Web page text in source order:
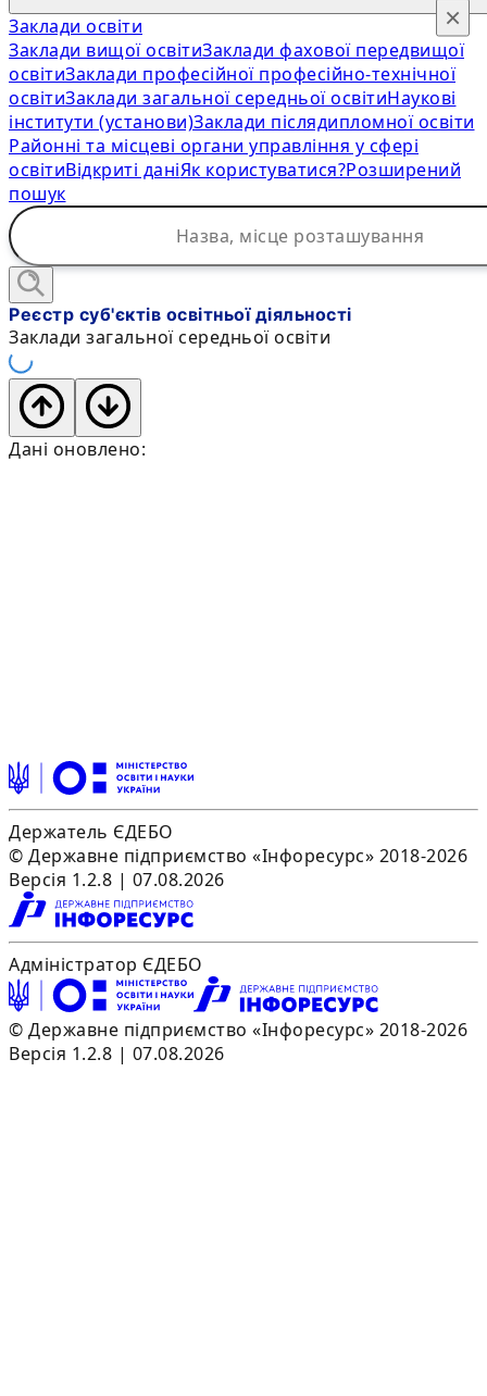
Заклади освіти
Заклади вищої освітиЗаклади фахової передвищої
освітиЗаклади професійної професійно-технічної
освітиЗаклади загальної середньої освітиНаукові
інститути (установи)Заклади післядипломної освіти
Районні та місцеві органи управління у сфері
освітиВідкриті даніЯк користуватися?Розширений
пошук
×
Реєстр суб'єктів освітньої діяльності
Заклади загальної середньої освіти
Дані оновлено:
Держатель ЄДЕБО
© Державне підприємство «Інфоресурс» 2018-2026
Версія 1.2.8 | 07.08.2026
Адміністратор ЄДЕБО
© Державне підприємство «Інфоресурс» 2018-2026
Версія 1.2.8 | 07.08.2026